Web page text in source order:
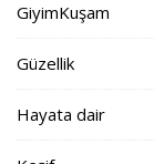
GiyimKuşam
Güzellik
Hayata dair